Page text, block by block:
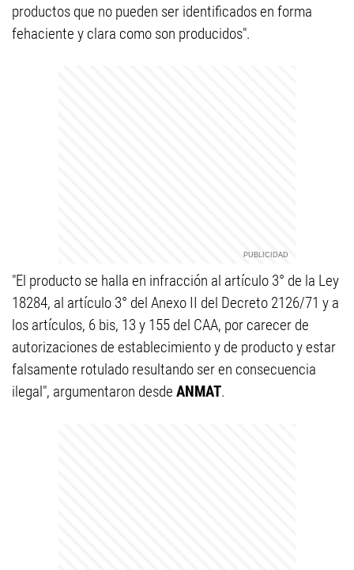
productos que no pueden ser identificados en forma
fehaciente y clara como son producidos".
"El producto se halla en infracción al artículo 3° de la Ley
18284, al artículo 3° del Anexo II del Decreto 2126/71 y a
los artículos, 6 bis, 13 y 155 del CAA, por carecer de
autorizaciones de establecimiento y de producto y estar
falsamente rotulado resultando ser en consecuencia
ilegal", argumentaron desde ANMAT.